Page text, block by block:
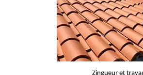
Zingueur et